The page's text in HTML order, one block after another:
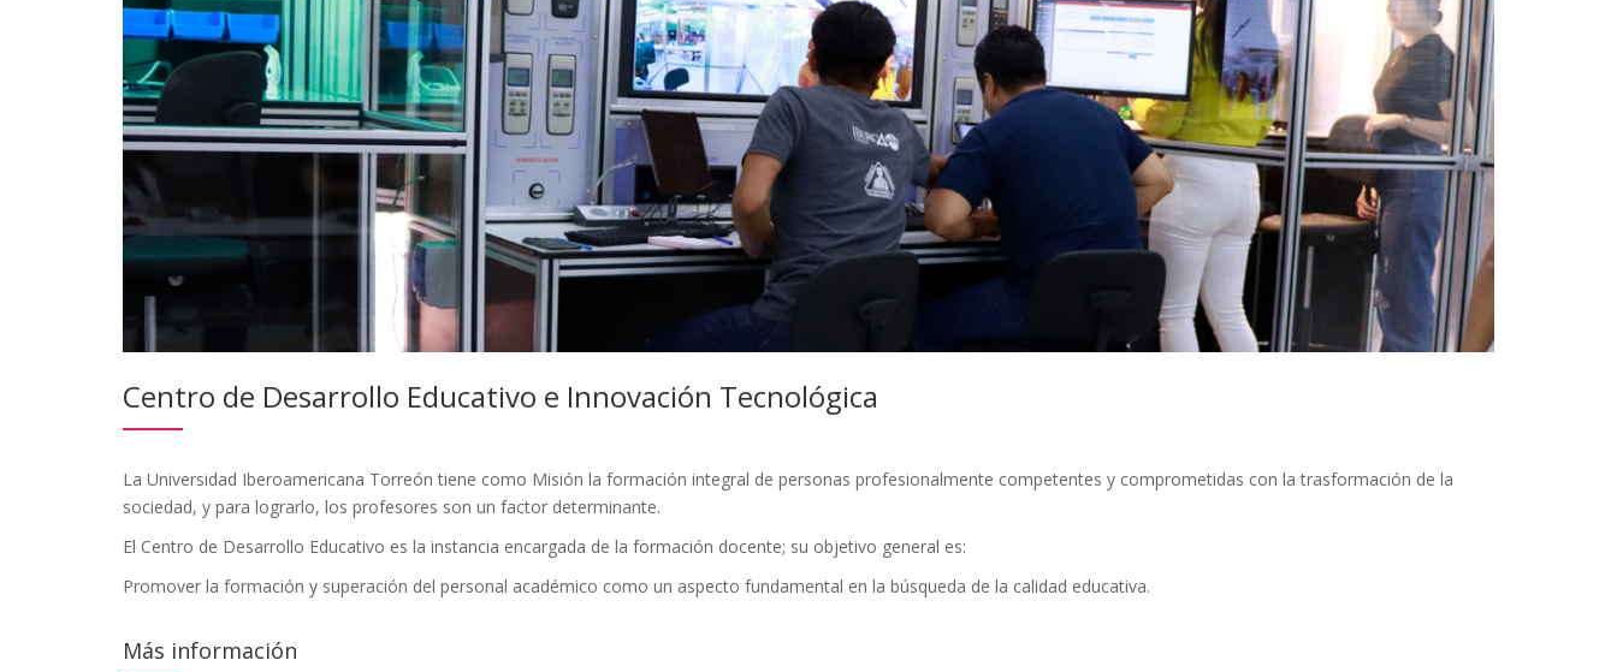
Centro de Desarrollo Educativo e Innovación Tecnológica
La Universidad Iberoamericana Torreón tiene como Misión la formación integral de personas profesionalmente competentes y comprometidas con la trasformación de la
sociedad, y para lograrlo, los profesores son un factor determinante.
El Centro de Desarrollo Educativo es la instancia encargada de la formación docente; su objetivo general es:
Promover la formación y superación del personal académico como un aspecto fundamental en la búsqueda de la calidad educativa.
Más información